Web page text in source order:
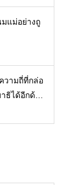
แม่อย่างถู
วามถี่ที่กล่อ
ได้อีกด้ว